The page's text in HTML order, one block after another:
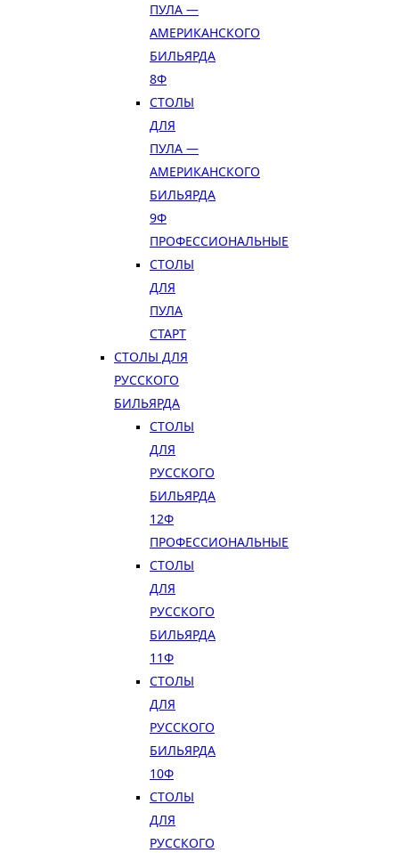
ПУЛА —
АМЕРИКАНСКОГО
БИЛЬЯРДА
8Ф
СТОЛЫ
ДЛЯ
ПУЛА —
АМЕРИКАНСКОГО
БИЛЬЯРДА
9Ф
ПРОФЕССИОНАЛЬНЫЕ
СТОЛЫ
ДЛЯ
ПУЛА
СТАРТ
СТОЛЫ ДЛЯ
РУССКОГО
БИЛЬЯРДА
СТОЛЫ
ДЛЯ
РУССКОГО
БИЛЬЯРДА
12Ф
ПРОФЕССИОНАЛЬНЫЕ
СТОЛЫ
ДЛЯ
РУССКОГО
БИЛЬЯРДА
11Ф
СТОЛЫ
ДЛЯ
РУССКОГО
БИЛЬЯРДА
10Ф
СТОЛЫ
ДЛЯ
РУССКОГО